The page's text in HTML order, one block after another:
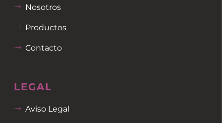
Nosotros
Productos
Contacto
LEGAL
Aviso Legal